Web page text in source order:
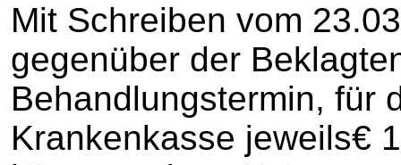
Mit Schreiben vom
gegenüber der
Behandlungstermin, für
Krankenkasse jeweils€